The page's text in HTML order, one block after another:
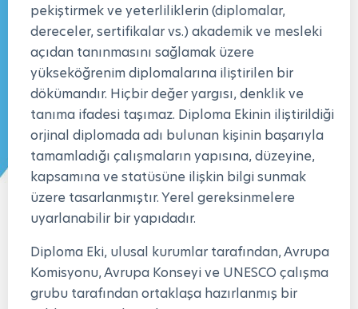
pekiştirmek ve yeterliliklerin (diplomalar,
dereceler, sertifikalar vs.) akademik ve mesleki
açıdan tanınmasını sağlamak üzere
yükseköğrenim diplomalarına iliştirilen bir
dökümandır. Hiçbir değer yargısı, denklik ve
tanıma ifadesi taşımaz. Diploma Ekinin iliştirildiği
orjinal diplomada adı bulunan kişinin başarıyla
tamamladığı çalışmaların yapısına, düzeyine,
kapsamına ve statüsüne ilişkin bilgi sunmak
üzere tasarlanmıştır. Yerel gereksinmelere
uyarlanabilir bir yapıdadır.
Diploma Eki, ulusal kurumlar tarafından, Avrupa
Komisyonu, Avrupa Konseyi ve UNESCO çalışma
grubu tarafından ortaklaşa hazırlanmış bir